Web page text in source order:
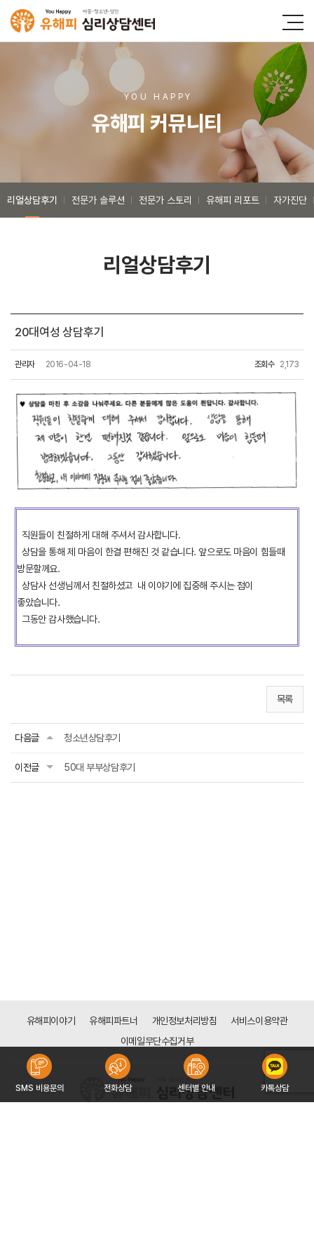
YOU HAPPY
유해피 커뮤니티
리얼상담후기 전문가 솔루션 전문가 스토리 유해피 리포트 자가진단
리얼상담후기
20대여성 상담후기
관리자 2016-04-18 조회수 2,173
직원들이 친절하게 대해 주셔서 감사합니다.
상담을 통해 제 마음이 한결 편해진 것 같습니다. 앞으로도 마음이 힘들때
방문할께요.
상담사 선생님께서 친절하셨고 내 이야기에 집중해 주시는 점이
좋았습니다.
그동안 감사했습니다.
목록
다음글 청소년상담후기
이전글 50대 부부상담후기
유해피이야기 유해피파트너 개인정보처리방침
서비스이용약관
이메일무단수집거부
SMS 비용문의 전화상담 센터별 안내 카톡상담